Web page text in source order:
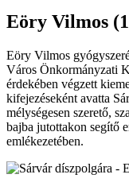
Eöry Vilmos
Eöry Vilmos
Város Önkormányzati
érdekében végzett
kifejezéseként avatta
mélységesen szerető,
bajba jutottakon segítő
emlékezetében.